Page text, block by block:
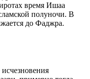
время Ишаа
полуночи. В
до Фаджра.